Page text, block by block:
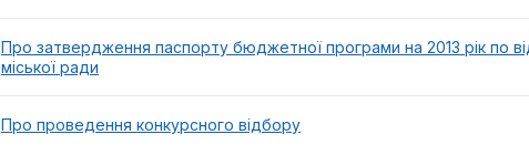
Про затвердження паспорту бюджетної програми на 2013 рік по
міської ради
Про проведення конкурсного відбору